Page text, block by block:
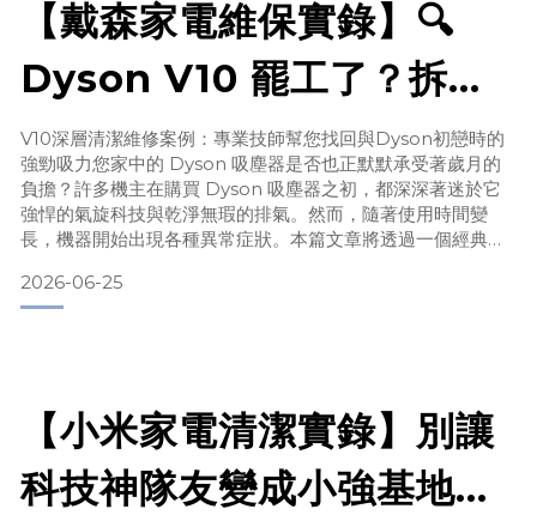
【戴森家電維保實錄】🔍
Dyson V10 罷工了？拆開
才知道內部這麼髒！
V10深層清潔維修案例：專業技師幫您找回與Dyson初戀時的
強勁吸力您家中的 Dyson 吸塵器是否也正默默承受著歲月的
負擔？許多機主在購買 Dyson 吸塵器之初，都深深著迷於它
強悍的氣旋科技與乾淨無瑕的排氣。然而，隨著使用時間變
長，機器開始出現各種異常症狀。本篇文章將透過一個經典的
器內部的神祕面紗。看看這台 Dyson V10 的深層清潔案例👇
您家那台是不是也默默藏了這些祕密？😰一、 日常使用中的三
2026-06-25
【小米家電清潔實錄】別讓
科技神隊友變成小強基地！